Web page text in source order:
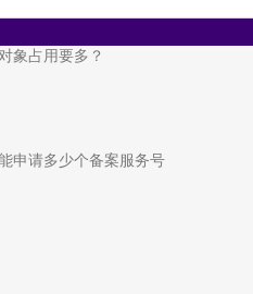
象占用要多？
申请多少个备案服务号